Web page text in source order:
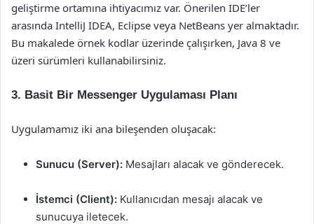
geliştirme ortamına ihtiyacımız var. Önerilen IDE’ler
arasında IntelliJ IDEA, Eclipse veya NetBeans yer almaktadır.
Bu makalede örnek kodlar üzerinde çalışırken, Java 8 ve
üzeri sürümleri kullanabilirsiniz.
3. Basit Bir Messenger Uygulaması Planı
Uygulamamız iki ana bileşenden oluşacak:
Sunucu (Server): Mesajları alacak ve gönderecek.
İstemci (Client): Kullanıcıdan mesajı alacak ve
sunucuya iletecek.